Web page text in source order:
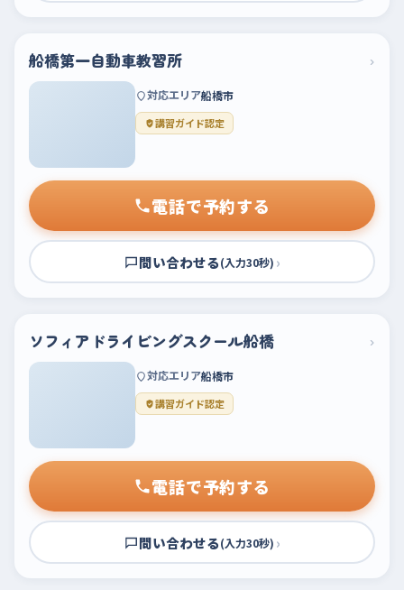
船橋第一自動車教習所 ›
対応エリア船橋市
講習ガイド認定
電話で予約する
問い合わせる(入力30秒) ›
ソフィアドライビングスクール船橋 ›
対応エリア船橋市
講習ガイド認定
電話で予約する
問い合わせる(入力30秒) ›